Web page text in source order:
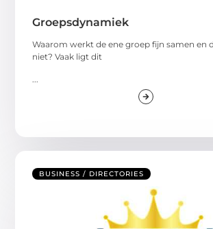
Groepsdynamiek
Waarom werkt de ene groep fijn samen en
niet? Vaak ligt dit
BUSINESS / DIRECTORIES